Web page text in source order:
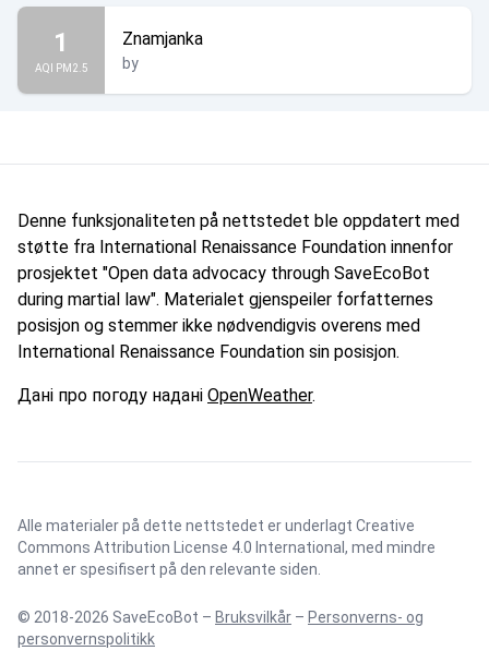
1
AQI PM2.5
Znamjanka
by
Denne funksjonaliteten på nettstedet ble oppdatert med
støtte fra International Renaissance Foundation innenfor
prosjektet "Open data advocacy through SaveEcoBot
during martial law". Materialet gjenspeiler forfatternes
posisjon og stemmer ikke nødvendigvis overens med
International Renaissance Foundation sin posisjon.
Дані про погоду надані OpenWeather.
Alle materialer på dette nettstedet er underlagt Creative
Commons Attribution License 4.0 International , med mindre
annet er spesifisert på den relevante siden.
© 2018-2026 SaveEcoBot – Bruksvilkår – Personverns- og
personvernspolitikk